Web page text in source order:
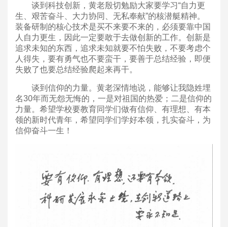
谈到科技创新，黄老殷切勉励大家要学习“自力更
生、艰苦奋斗、大力协同、无私奉献”的核潜艇精神。
装备研制的核心技术是买不来要不来的，必须要靠中国
人自力更生，因此一定要敢于去做创新的工作。创新是
追求未知的东西，追求未知就要不怕失败，不要考虑个
人得失，要有勇气也不要蛮干，要善于总结经验，即便
失败了也要总结经验爬起来再干。
谈到信仰的力量。黄老深情地说，能够让我隐姓埋
名30年而无怨无悔的，一是对祖国的热爱；二是信仰的
力量。希望学校要教育同学们做有信仰、有理想、有本
领的新时代青年，希望同学们学好本领，扎实奋斗，为
信仰奋斗一生！